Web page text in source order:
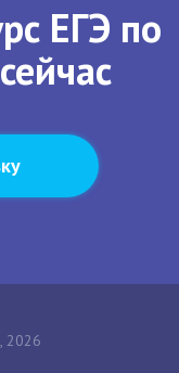
ЕГЭ по
2026